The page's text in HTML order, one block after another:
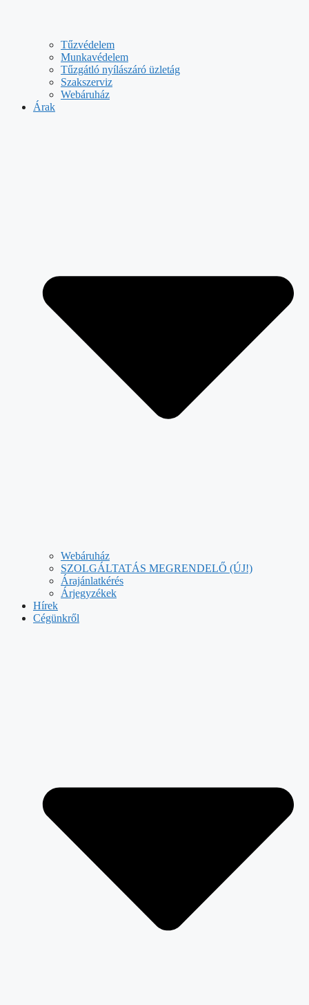
Tűzvédelem
Munkavédelem
Tűzgátló nyílászáró üzletág
Szakszerviz
Webáruház
Árak
Webáruház
SZOLGÁLTATÁS MEGRENDELŐ (ÚJ!)
Árajánlatkérés
Árjegyzékek
Hírek
Cégünkről